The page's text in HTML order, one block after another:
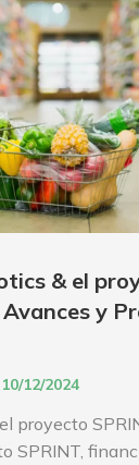
& el
y
10/12/2024
proyecto
SPRINT,